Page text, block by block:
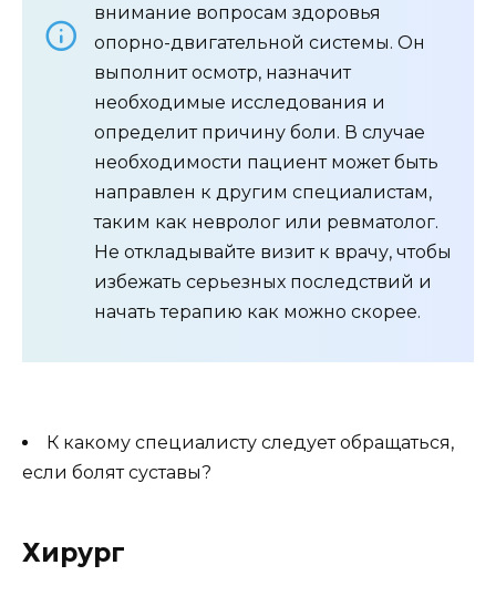
внимание вопросам здоровья
опорно-двигательной системы. Он
выполнит осмотр, назначит
необходимые исследования и
определит причину боли. В случае
необходимости пациент может быть
направлен к другим специалистам,
таким как невролог или ревматолог.
Не откладывайте визит к врачу, чтобы
избежать серьезных последствий и
начать терапию как можно скорее.
К какому специалисту следует обращаться,
если болят суставы?
Хирург